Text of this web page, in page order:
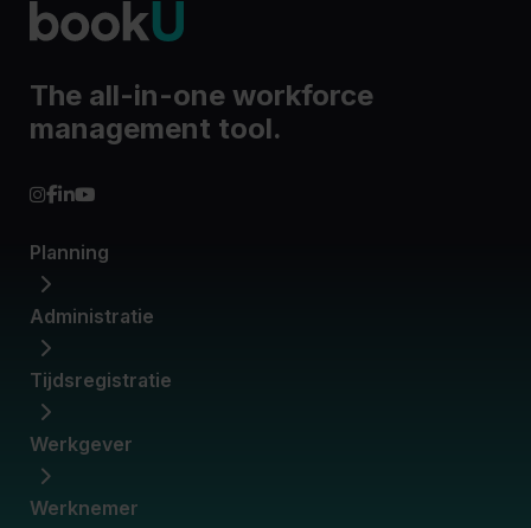
The all-in-one workforce
management tool.
Planning
Werkroosters
Beschikbaarheden
Administratie
Contracten
Dimona-aangiftes
Tijdsregistratie
Digitale prikklok
Verlofbeheer
Werkgever
Inloggen
Werknemer